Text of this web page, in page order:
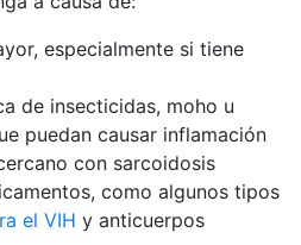
especialmente si tiene
de insecticidas, moho u
puedan causar inflamación
con sarcoidosis
como algunos tipos
el VIH y anticuerpos